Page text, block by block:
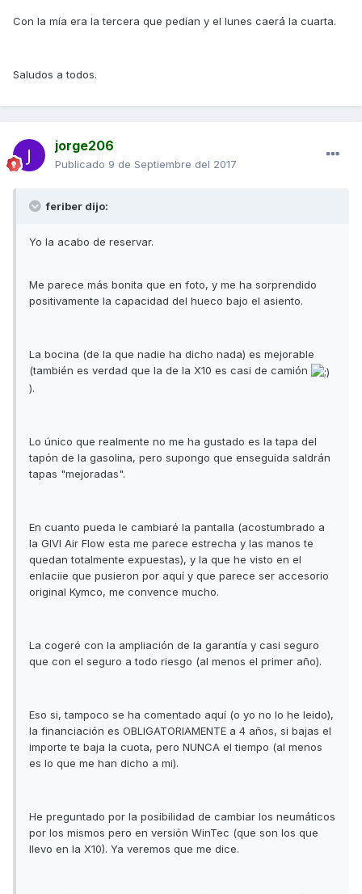
Con la mía era la tercera que pedían y el lunes caerá la cuarta.
Saludos a todos.
jorge206
Publicado 9 de Septiembre del 2017
feriber dijo:
Yo la acabo de reservar.
Me parece más bonita que en foto, y me ha sorprendido
positivamente la capacidad del hueco bajo el asiento.
La bocina (de la que nadie ha dicho nada) es mejorable
(también es verdad que la de la X10 es casi de camión
).
Lo único que realmente no me ha gustado es la tapa del
tapón de la gasolina, pero supongo que enseguida saldrán
tapas "mejoradas".
En cuanto pueda le cambiaré la pantalla (acostumbrado a
la GIVI Air Flow esta me parece estrecha y las manos te
quedan totalmente expuestas), y la que he visto en el
enlaciie que pusieron por aquí y que parece ser accesorio
original Kymco, me convence mucho.
La cogeré con la ampliación de la garantía y casi seguro
que con el seguro a todo riesgo (al menos el primer año).
Eso si, tampoco se ha comentado aquí (o yo no lo he leido),
la financiación es OBLIGATORIAMENTE a 4 años, si bajas el
importe te baja la cuota, pero NUNCA el tiempo (al menos
es lo que me han dicho a mi).
He preguntado por la posibilidad de cambiar los neumáticos
por los mismos pero en versión WinTec (que son los que
llevo en la X10). Ya veremos que me dice.